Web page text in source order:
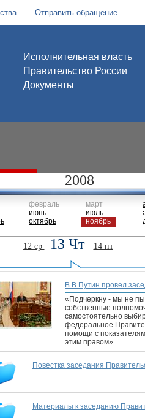
Отправить обращение
Исполнительная власть
Правительство России
Документы
2008
февраль
июнь
октябрь
март
июль
ноябрь
12 ср 13 Чт 14 пт
В.В.Путин провел
«Подчеркну - мы не
собственные
самостоятельно
федеральное
помощи с
этим правом».
Повестка заседания
Материалы к заседанию